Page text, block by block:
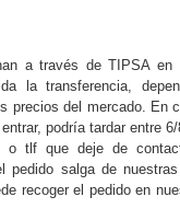
a través de TIPSA
la transferencia,
precios del mercado. En
podría tardar entre
o tlf que deje de
pedido salga de
recoger el pedido en